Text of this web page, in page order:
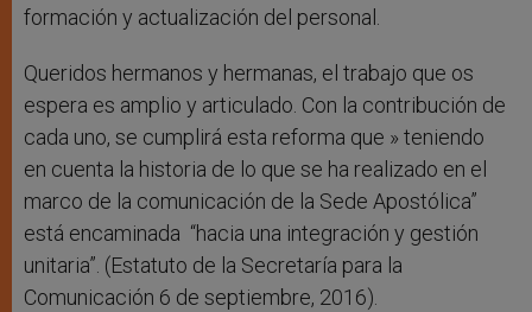
formación y actualización del personal.
Queridos hermanos y hermanas, el trabajo que os
espera es amplio y articulado. Con la contribución de
cada uno, se cumplirá esta reforma que » teniendo
en cuenta la historia de lo que se ha realizado en el
marco de la comunicación de la Sede Apostólica”
está encaminada “hacia una integración y gestión
unitaria”. (Estatuto de la Secretaría para la
Comunicación 6 de septiembre, 2016).